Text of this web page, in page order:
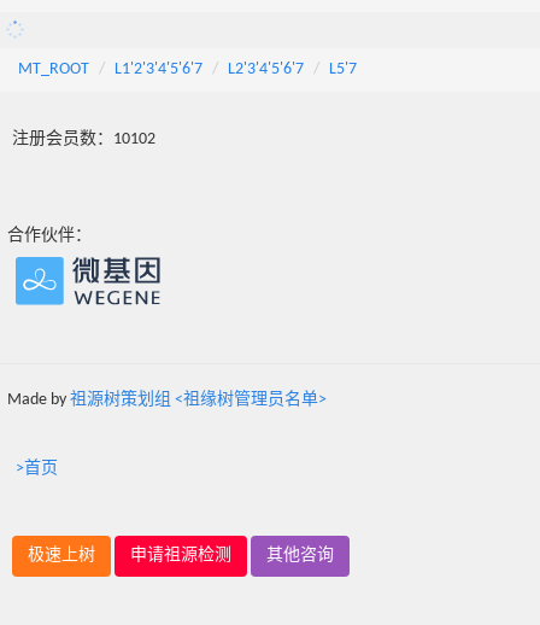
MT_ROOT L1'2'3'4'5'6'7 L2'3'4'5'6'7 L5'7
注册会员数：10102
合作伙伴：
Made by 祖源树策划组 <祖缘树管理员名单>
>首页
极速上树 申请祖源检测 其他咨询